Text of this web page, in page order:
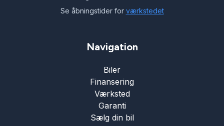
Se åbningstider for værkstedet
Navigation
Biler
Finansering
Værksted
Garanti
Sælg din bil